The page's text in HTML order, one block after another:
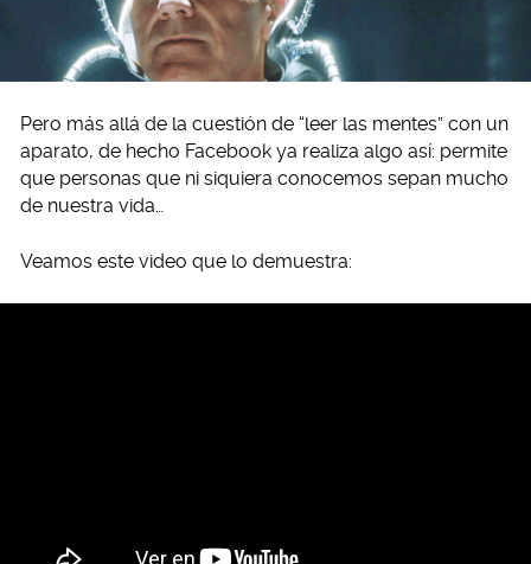
Pero más allá de la cuestión de “leer las mentes” con un
aparato, de hecho Facebook ya realiza algo así: permite
que personas que ni siquiera conocemos sepan mucho
de nuestra vida…
Veamos este video que lo demuestra: